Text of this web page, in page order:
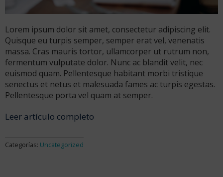
Lorem ipsum dolor sit amet, consectetur adipiscing elit.
Quisque eu turpis semper, semper erat vel, venenatis
massa. Cras mauris tortor, ullamcorper ut rutrum non,
fermentum vulputate dolor. Nunc ac blandit velit, nec
euismod quam. Pellentesque habitant morbi tristique
senectus et netus et malesuada fames ac turpis egestas.
Pellentesque porta vel quam at semper.
Leer artículo completo
Categorías: Uncategorized